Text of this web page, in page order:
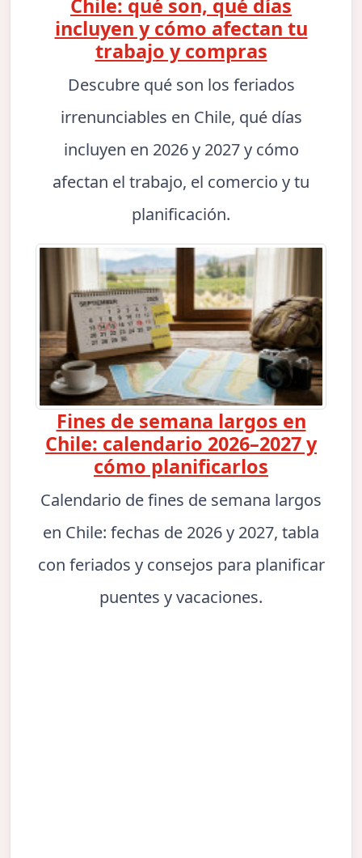
Chile: qué son, qué días
incluyen y cómo afectan tu
trabajo y compras
Descubre qué son los feriados
irrenunciables en Chile, qué días
incluyen en 2026 y 2027 y cómo
afectan el trabajo, el comercio y tu
planificación.
Fines de semana largos en
Chile: calendario 2026–2027 y
cómo planificarlos
Calendario de fines de semana largos
en Chile: fechas de 2026 y 2027, tabla
con feriados y consejos para planificar
puentes y vacaciones.